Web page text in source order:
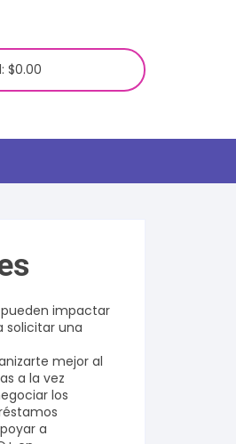
$0.00
impactar
solicitar una
mejor al
a la vez
los
a